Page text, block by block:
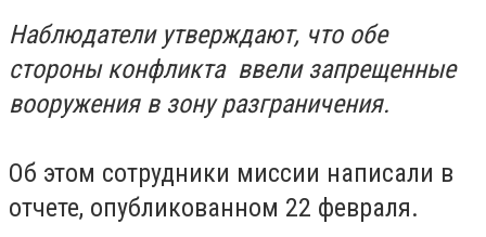
Наблюдатели утверждают, что обе
стороны конфликта ввели запрещенные
вооружения в зону разграничения.
Об этом сотрудники миссии написали в
отчете, опубликованном 22 февраля.